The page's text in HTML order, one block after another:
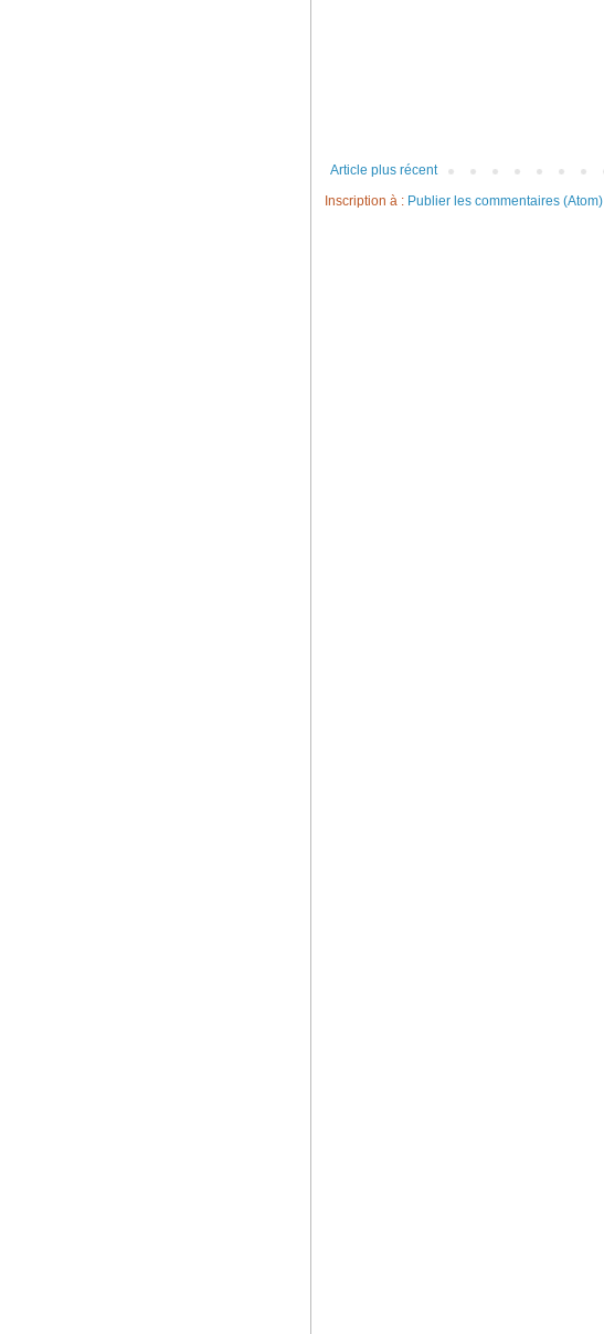
Article plus récent
Inscription à : Publier les commentaires (Atom)